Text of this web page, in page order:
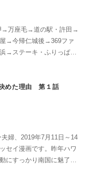
→万座毛→道の駅・許田→
→今帰仁城後→369ファ
→ステーキ・ふりっぱー
チューの墓→ぬちまーす
くるくま→斎場御嶽→お
めた理由 第１話
婦、2019年7月11日～14
セイ漫画です。昨年ハワ
にすっかり南国に魅了さ